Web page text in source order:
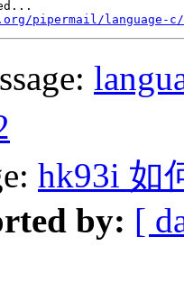
pipermail/language-c/
hk93i 如
by: [